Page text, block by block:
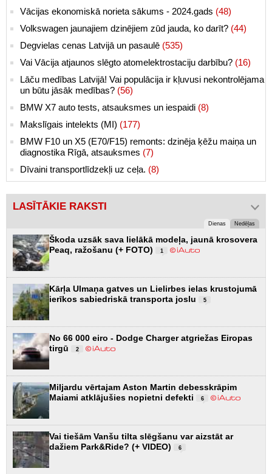
Vācijas ekonomiskā norieta sākums - 2024.gads (48)
Volkswagen jaunajiem dzinējiem zūd jauda, ko darīt? (44)
Degvielas cenas Latvijā un pasaulē (535)
Vai Vācija atjaunos slēgto atomelektrostaciju darbību? (16)
Lāču medības Latvijā! Vai populācija ir kļuvusi nekontrolējama
un būtu jāsāk medības? (56)
BMW X7 auto tests, atsauksmes un iespaidi (8)
Makslīgais intelekts (MI) (177)
BMW F10 un X5 (E70/F15) remonts: dzinēja ķēžu maiņa un
diagnostika Rīgā, atsauksmes (7)
Dīvaini transportlīdzekļi uz ceļa. (8)
LASĪTĀKIE RAKSTI
Dienas Nedēļas
Škoda uzsāk sava lielākā modeļa, jaunā krosovera
Peaq, ražošanu (+ FOTO)
1
Kārļa Ulmaņa gatves un Lielirbes ielas krustojumā
ierīkos sabiedriskā transporta joslu
5
No 66 000 eiro - Dodge Charger atgriežas Eiropas
tirgū
2
Miljardu vērtajam Aston Martin debesskrāpim
Maiami atklājušies nopietni defekti
6
Vai tiešām Vanšu tilta slēgšanu var aizstāt ar
dažiem Park&Ride? (+ VIDEO)
6